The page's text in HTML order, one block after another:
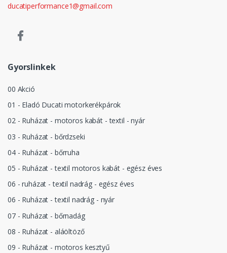
ducatiperformance1@gmail.com
Gyorslinkek
00 Akció
01 - Eladó Ducati motorkerékpárok
02 - Ruházat - motoros kabát - textil - nyár
03 - Ruházat - bőrdzseki
04 - Ruházat - bőrruha
05 - Ruházat - textil motoros kabát - egész éves
06 - ruházat - textil nadrág - egész éves
06 - Ruházat - textil nadrág - nyár
07 - Ruházat - bőrnadág
08 - Ruházat - aláöltöző
09 - Ruházat - motoros kesztyű